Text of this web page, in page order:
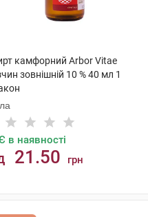
камфорний Arbor Vitae
зовнішній 10 % 40 мл 1
в наявності
21.50 грн